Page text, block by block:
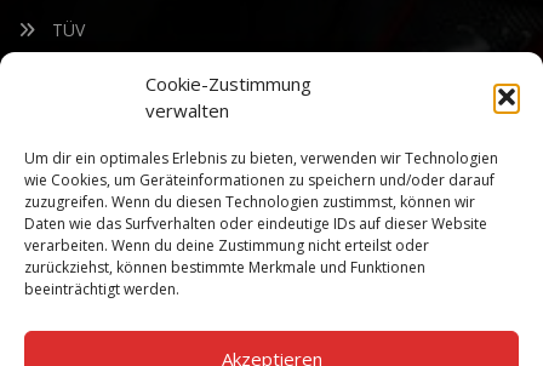
Cookie-Zustimmung
verwalten
Um dir ein optimales Erlebnis zu bieten, verwenden wir Technologien
wie Cookies, um Geräteinformationen zu speichern und/oder darauf
zuzugreifen. Wenn du diesen Technologien zustimmst, können wir
Daten wie das Surfverhalten oder eindeutige IDs auf dieser Website
verarbeiten. Wenn du deine Zustimmung nicht erteilst oder
zurückziehst, können bestimmte Merkmale und Funktionen
beeinträchtigt werden.
Akzeptieren
TÜV
Bleiben Sie auf dem Laufenden über unsere sich ständig
weiterentwickelnden Produkteigenschaften und Technologien.
Geben Sie Ihre E-Mail-Adresse ein und abonnieren Sie unseren
Newsletter.